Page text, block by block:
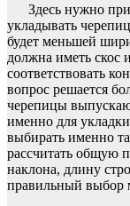
Здесь нужно
укладывать
будет меньшей
должна иметь скос
соответствовать
вопрос решается
черепицы
именно для
выбирать именно
рассчитать общую
наклона, длину
правильный выбор